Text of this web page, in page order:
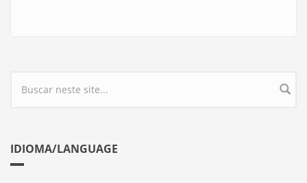
Formulário de busca
IDIOMA/LANGUAGE